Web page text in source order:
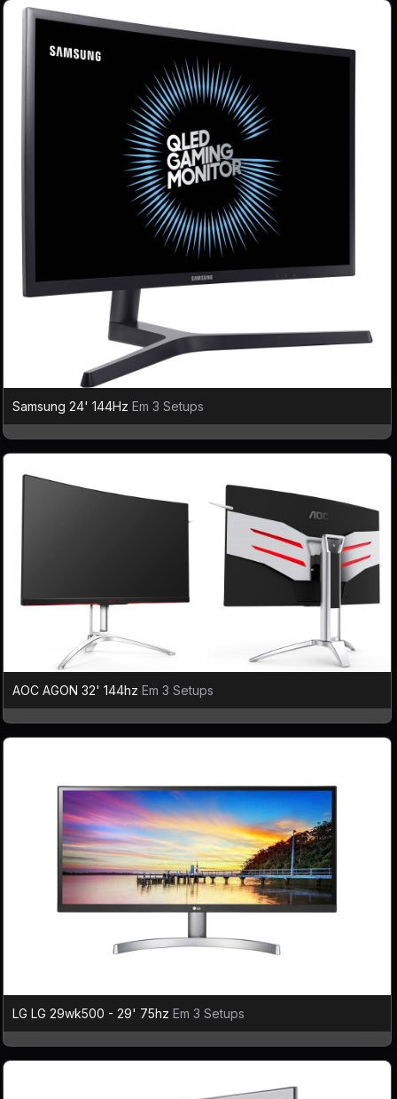
Samsung 24' 144Hz Em 3 Setups
AOC AGON 32' 144hz Em 3 Setups
LG LG 29wk500 - 29' 75hz Em 3 Setups